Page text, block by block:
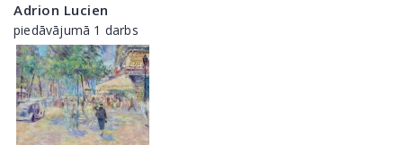
Adrion Lucien
piedāvājumā 1 darbs